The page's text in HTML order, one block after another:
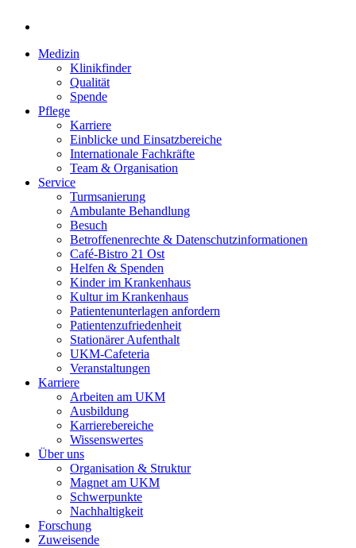
Medizin
Klinikfinder
Qualität
Spende
Pflege
Karriere
Einblicke und Einsatzbereiche
Internationale Fachkräfte
Team & Organisation
Service
Turmsanierung
Ambulante Behandlung
Besuch
Betroffenenrechte & Datenschutzinformationen
Café-Bistro 21 Ost
Helfen & Spenden
Kinder im Krankenhaus
Kultur im Krankenhaus
Patientenunterlagen anfordern
Patientenzufriedenheit
Stationärer Aufenthalt
UKM-Cafeteria
Veranstaltungen
Karriere
Arbeiten am UKM
Ausbildung
Karrierebereiche
Wissenswertes
Über uns
Organisation & Struktur
Magnet am UKM
Schwerpunkte
Nachhaltigkeit
Forschung
Zuweisende